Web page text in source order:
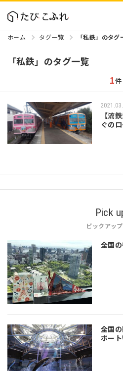
ホーム タグ一覧 「私鉄」のタグ
「私鉄」のタグ一覧
1
【流
ぐの
Pick
ピックアッ
全国
全国
ポー